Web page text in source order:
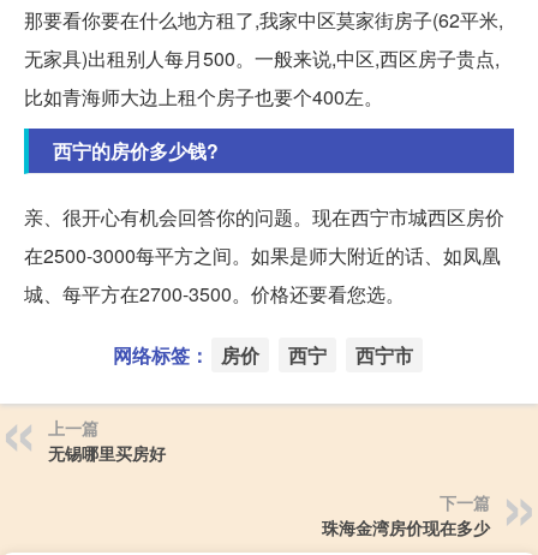
那要看你要在什么地方租了,我家中区莫家街房子(62平米,
无家具)出租别人每月500。一般来说,中区,西区房子贵点,
比如青海师大边上租个房子也要个400左。
西宁的房价多少钱?
亲、很开心有机会回答你的问题。现在西宁市城西区房价
在2500-3000每平方之间。如果是师大附近的话、如凤凰
城、每平方在2700-3500。价格还要看您选。
网络标签： 房价 西宁 西宁市
上一篇
无锡哪里买房好
下一篇
珠海金湾房价现在多少